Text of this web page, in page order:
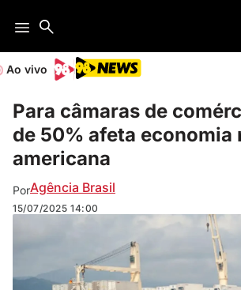
Ao vivo
Para câmaras de
de 50% afeta economia
americana
PorAgência Brasil
15/07/2025 14:00